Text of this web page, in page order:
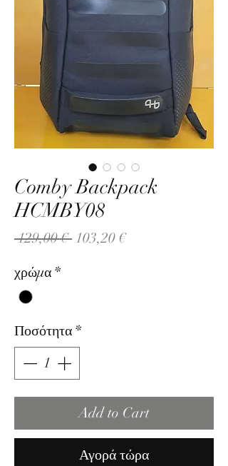
Comby Backpack
HCMBY08
129,00 € Κανονική
103,20 €Τιμή
χρώμα *
Ποσότητα *
Add to Cart
Αγορά τώρα